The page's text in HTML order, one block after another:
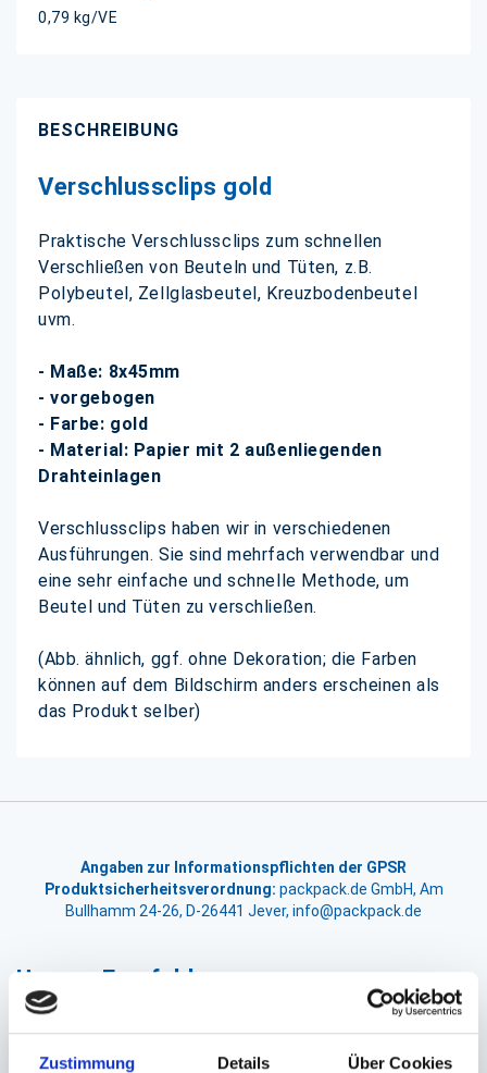
Zustimmung Details Über Cookies
0,79 kg/VE
BESCHREIBUNG
Verschlussclips gold
Praktische Verschlussclips zum schnellen
Verschließen von Beuteln und Tüten, z.B.
Polybeutel, Zellglasbeutel, Kreuzbodenbeutel
uvm.
- Maße: 8x45mm
- vorgebogen
- Farbe: gold
- Material: Papier mit 2 außenliegenden
Drahteinlagen
Verschlussclips haben wir in verschiedenen
Ausführungen. Sie sind mehrfach verwendbar und
eine sehr einfache und schnelle Methode, um
Beutel und Tüten zu verschließen.
(Abb. ähnlich, ggf. ohne Dekoration; die Farben
können auf dem Bildschirm anders erscheinen als
das Produkt selber)
Angaben zur Informationspflichten der GPSR
Produktsicherheitsverordnung: packpack.de GmbH, Am
Bullhamm 24-26, D-26441 Jever, info@packpack.de
Unsere Empfehlungen